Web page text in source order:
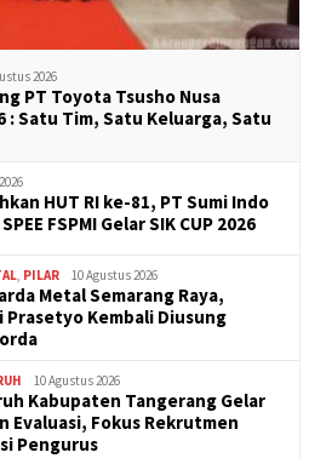
2026
PT Toyota Tsusho Nusa
: Satu Tim, Satu Keluarga, Satu
HUT RI ke-81, PT Sumi Indo
FSPMI Gelar SIK CUP 2026
, PILAR 10 Agustus 2026
Metal Semarang Raya,
Prasetyo Kembali Diusung
10 Agustus 2026
Kabupaten Tangerang Gelar
Evaluasi, Fokus Rekrutmen
Pengurus